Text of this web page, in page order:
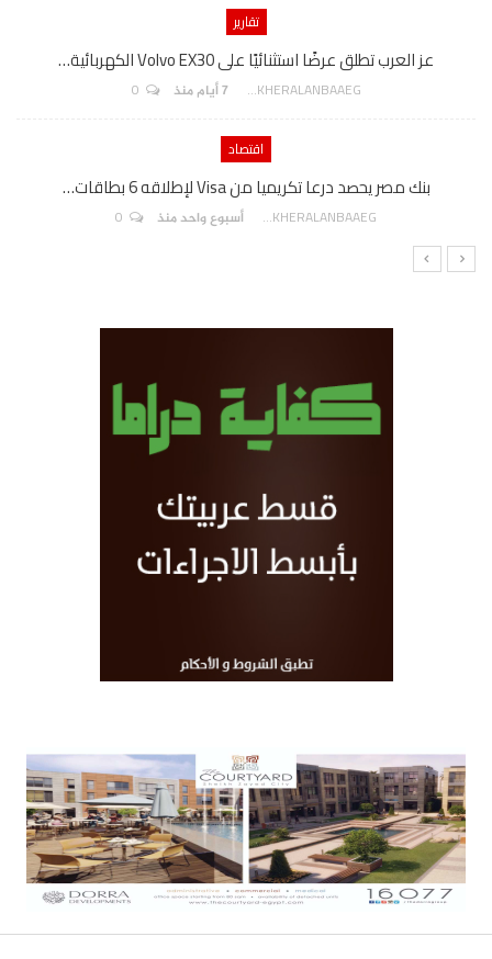
تقارير
عز العرب تطلق عرضًا استثنائيًا على Volvo EX30 الكهربائية…
AKHERALANBAAEG 7 أيام منذ
اقتصاد
بنك مصر يحصد درعا تكريميا من Visa لإطلاقه 6 بطاقات…
AKHERALANBAAEG أسبوع واحد منذ